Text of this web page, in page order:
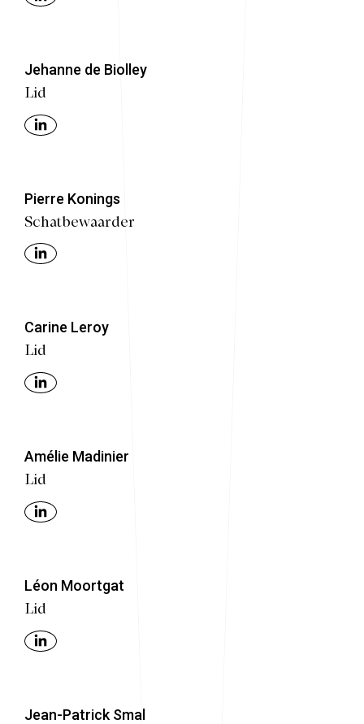
Jehanne de Biolley
Lid
Pierre Konings
Schatbewaarder
Carine Leroy
Lid
Amélie Madinier
Lid
Léon Moortgat
Lid
Jean-Patrick Smal